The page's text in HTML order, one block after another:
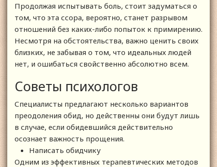
Продолжая испытывать боль, стоит задуматься о
том, что эта ссора, вероятно, станет разрывом
отношений без каких-либо попыток к примирению.
Несмотря на обстоятельства, важно ценить своих
близких, не забывая о том, что идеальных людей
нет, и ошибаться свойственно абсолютно всем.
Советы психологов
Специалисты предлагают несколько вариантов
преодоления обид, но действенны они будут лишь
в случае, если обидевшийся действительно
осознает важность прощения.
Написать обидчику
Одним из эффективных терапевтических методов